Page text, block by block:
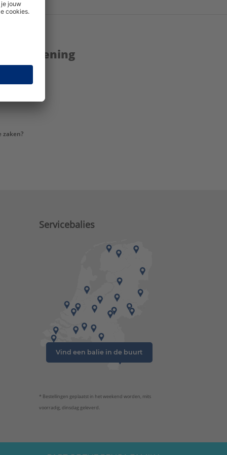
zaken?
Servicebalies
Vind een balie in de buurt
* Bestellingen geplaatst in het weekend worden, mits
voorradig, dinsdag geleverd.